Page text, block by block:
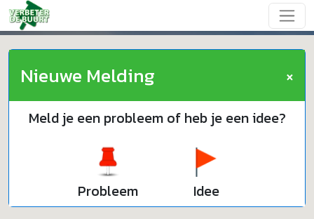
Nieuwe Melding ×
Meld je een probleem of heb je een idee?
Probleem Idee